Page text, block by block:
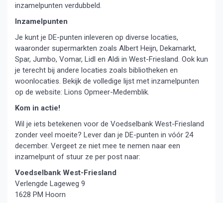
inzamelpunten verdubbeld.
Inzamelpunten
Je kunt je DE-punten inleveren op diverse locaties,
waaronder supermarkten zoals Albert Heijn, Dekamarkt,
Spar, Jumbo, Vomar, Lidl en Aldi in West-Friesland. Ook kun
je terecht bij andere locaties zoals bibliotheken en
woonlocaties. Bekijk de volledige lijst met inzamelpunten
op de website: Lions Opmeer-Medemblik.
Kom in actie!
Wil je iets betekenen voor de Voedselbank West-Friesland
zonder veel moeite? Lever dan je DE-punten in vóór 24
december. Vergeet ze niet mee te nemen naar een
inzamelpunt of stuur ze per post naar:
Voedselbank West-Friesland
Verlengde Lageweg 9
1628 PM Hoorn